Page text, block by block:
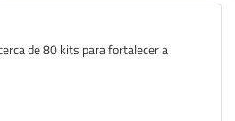
de 80 kits para fortalecer a